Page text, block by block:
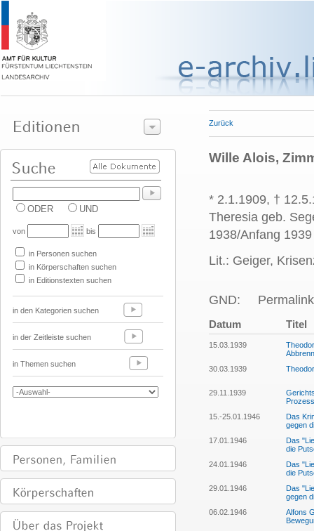
ODER UND
von bis
in Personen suchen
in Körperschaften suchen
in Editionstexten suchen
in den Kategorien suchen
in der Zeitleiste suchen
in Themen suchen
Zurück
Wille Alois,
* 2.1.1909, †
Theresia geb.
1938/Anfang
Lit.: Geiger,
GND:
Datum Titel
15.03.1939
30.03.1939
29.11.1939
15.-25.01.1946
Das
gegen
17.01.1946
Das
die
24.01.1946
Das
die
29.01.1946
Das
gegen
06.02.1946
Alfons